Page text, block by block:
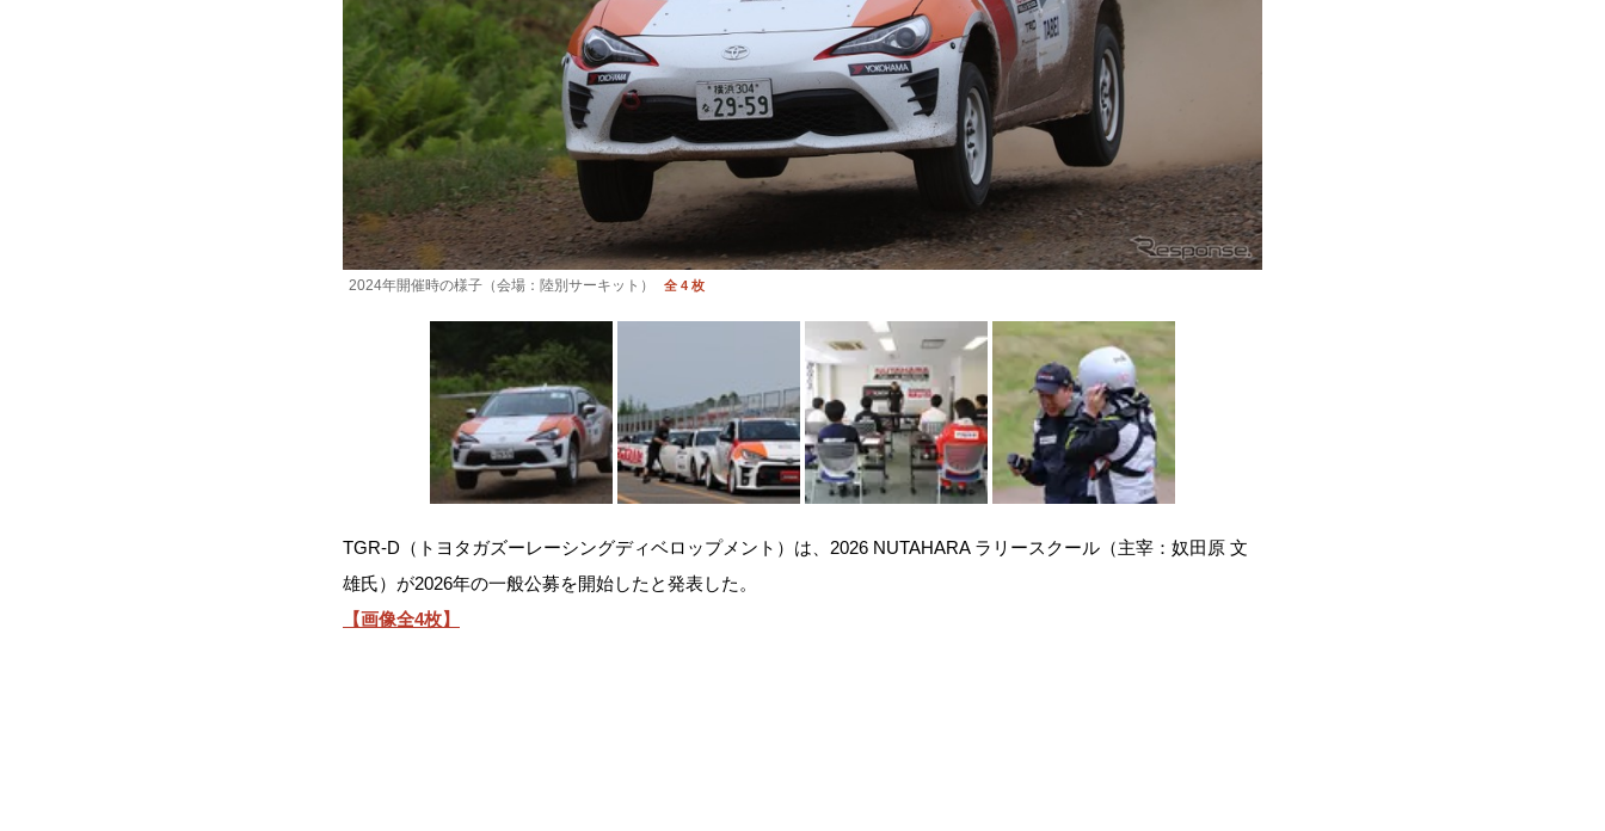
2024年開催時の様子（会場：陸別サーキット） 全 4 枚
TGR-D（トヨタガズーレーシングディベロップメント）は、2026 NUTAHARA ラリースクール（主宰：奴田原 文
雄氏）が2026年の一般公募を開始したと発表した。
【画像全4枚】